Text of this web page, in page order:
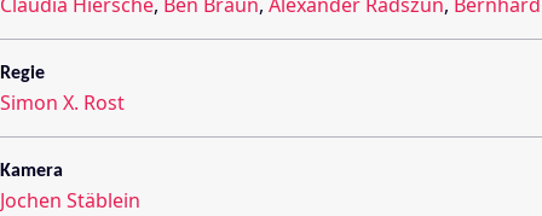
Regie
Simon X. Rost
Kamera
Jochen Stäblein